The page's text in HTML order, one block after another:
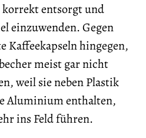
entsorgt und
einzuwenden. Gegen
Kaffeekapseln hingegen,
meist gar nicht
weil sie neben Plastik
Aluminium enthalten,
ins Feld führen.